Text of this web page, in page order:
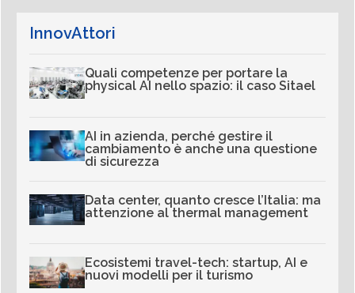
InnovAttori
Quali competenze per portare la
physical AI nello spazio: il caso Sitael
AI in azienda, perché gestire il
cambiamento è anche una questione
di sicurezza
Data center, quanto cresce l’Italia: ma
attenzione al thermal management
Ecosistemi travel-tech: startup, AI e
nuovi modelli per il turismo